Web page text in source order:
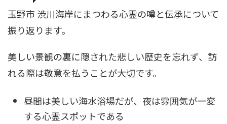
玉野市 渋川海岸にまつわる心霊の噂と伝承について
振り返ります。
美しい景観の裏に隠された悲しい歴史を忘れず、訪
れる際は敬意を払うことが大切です。
昼間は美しい海水浴場だが、夜は雰囲気が一変
する心霊スポットである